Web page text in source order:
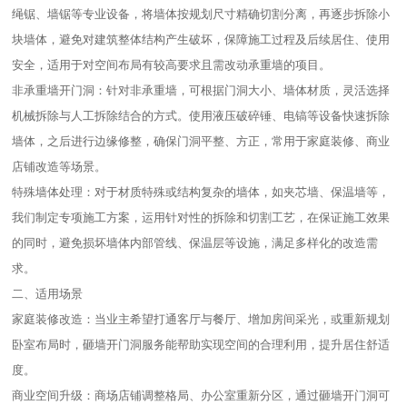
绳锯、墙锯等专业设备，将墙体按规划尺寸精确切割分离，再逐步拆除小
块墙体，避免对建筑整体结构产生破坏，保障施工过程及后续居住、使用
安全，适用于对空间布局有较高要求且需改动承重墙的项目。​
非承重墙开门洞：针对非承重墙，可根据门洞大小、墙体材质，灵活选择
机械拆除与人工拆除结合的方式。使用液压破碎锤、电镐等设备快速拆除
墙体，之后进行边缘修整，确保门洞平整、方正，常用于家庭装修、商业
店铺改造等场景。​
特殊墙体处理：对于材质特殊或结构复杂的墙体，如夹芯墙、保温墙等，
我们制定专项施工方案，运用针对性的拆除和切割工艺，在保证施工效果
的同时，避免损坏墙体内部管线、保温层等设施，满足多样化的改造需
求。​
二、适用场景​
家庭装修改造：当业主希望打通客厅与餐厅、增加房间采光，或重新规划
卧室布局时，砸墙开门洞服务能帮助实现空间的合理利用，提升居住舒适
度。​
商业空间升级：商场店铺调整格局、办公室重新分区，通过砸墙开门洞可